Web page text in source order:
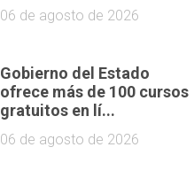
06 de agosto de 2026
Gobierno del Estado
ofrece más de 100 cursos
gratuitos en lí...
06 de agosto de 2026